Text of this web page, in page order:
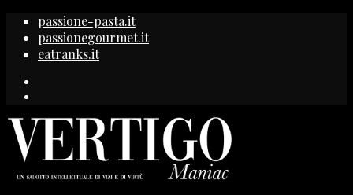
passione-pasta.it
passionegourmet.it
eatranks.it